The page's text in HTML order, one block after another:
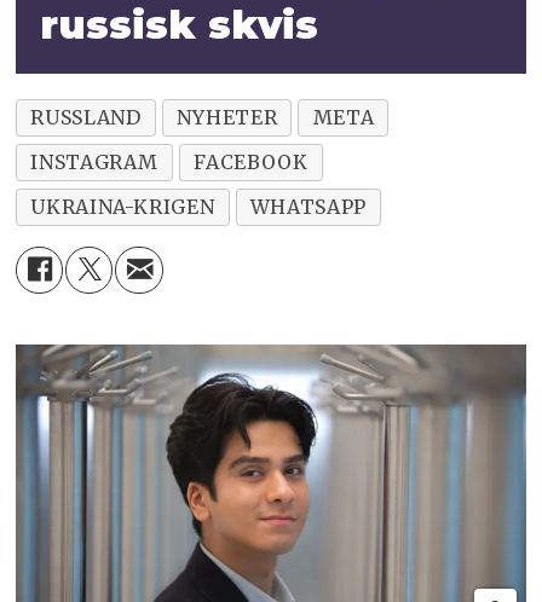
russisk skvis
RUSSLAND NYHETER
META
INSTAGRAM
FACEBOOK
UKRAINA-KRIGEN
WHATSAPP